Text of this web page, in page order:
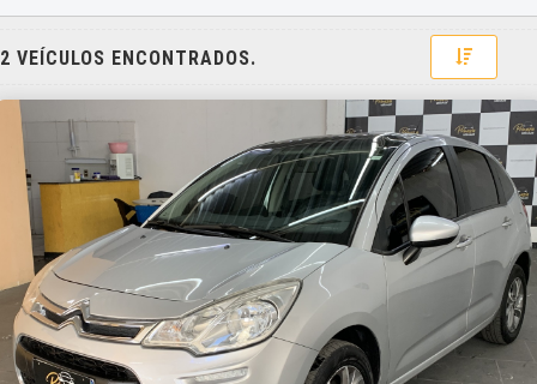
2 VEÍCULOS ENCONTRADOS. Toggle